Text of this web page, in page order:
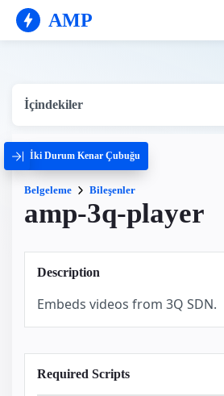
AMP
İçindekiler
İki Durum Kenar Çubuğu
Belgeleme Bileşenler
amp-3q-player
Description
Embeds videos from 3Q SDN.
Required Scripts